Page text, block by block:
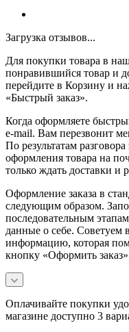
Загрузка отзывов...
Для покупки товара в
понравившийся товар и
перейдите в Корзину и
«Быстрый заказ».
Когда оформляете
e-mail. Вам перезвонит
По результатам
оформления товара на
только ждать доставки и
Оформление заказа в
следующим образом.
последовательным
данные о себе. Советуем
информацию, которая
кнопку «Оформить
Оплачивайте покупки
магазине доступно 3